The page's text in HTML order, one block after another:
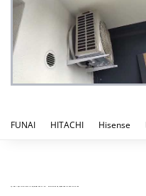
Демонтаж
(открытого типа)
Использование
Монтаж внешнего
корзину
Обмотка
Удлинение
Монтаж помпы
FUNAI HITACHI Hisense
КУПИТЬ И УСТАНОВИТЬ КОНДИЦИОНЕР В СПБ - МАГАЗИН КОНДИЦИОНЕРОВ FRESH AIR LIFE